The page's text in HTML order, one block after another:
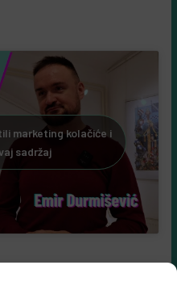
marketing kolačiće i
sadržaj